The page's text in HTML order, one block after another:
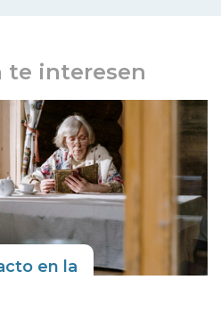
te interesen
en la